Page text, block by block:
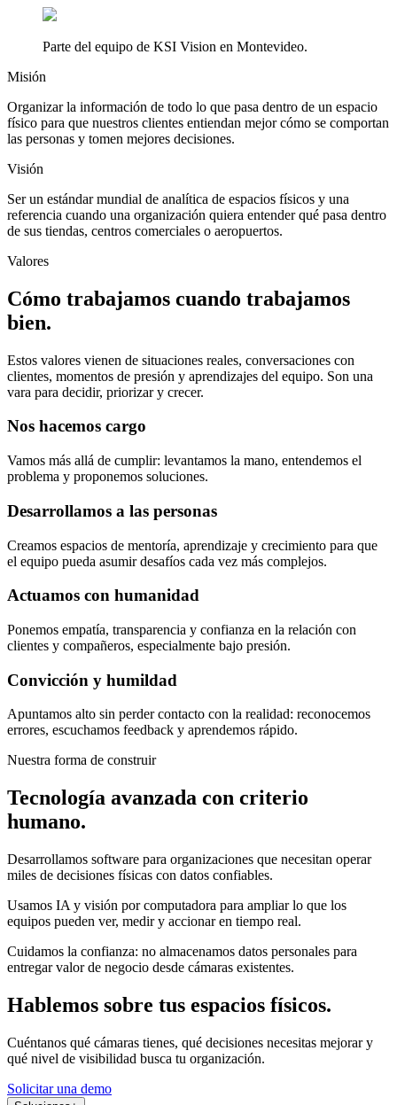
Parte del equipo de KSI Vision en Montevideo.
Misión
Organizar la información de todo lo que pasa dentro de un espacio
físico para que nuestros clientes entiendan mejor cómo se comportan
las personas y tomen mejores decisiones.
Visión
Ser un estándar mundial de analítica de espacios físicos y una
referencia cuando una organización quiera entender qué pasa dentro
de sus tiendas, centros comerciales o aeropuertos.
Valores
Cómo trabajamos cuando trabajamos
bien.
Estos valores vienen de situaciones reales, conversaciones con
clientes, momentos de presión y aprendizajes del equipo. Son una
vara para decidir, priorizar y crecer.
Nos hacemos cargo
Vamos más allá de cumplir: levantamos la mano, entendemos el
problema y proponemos soluciones.
Desarrollamos a las personas
Creamos espacios de mentoría, aprendizaje y crecimiento para que
el equipo pueda asumir desafíos cada vez más complejos.
Actuamos con humanidad
Ponemos empatía, transparencia y confianza en la relación con
clientes y compañeros, especialmente bajo presión.
Convicción y humildad
Apuntamos alto sin perder contacto con la realidad: reconocemos
errores, escuchamos feedback y aprendemos rápido.
Nuestra forma de construir
Tecnología avanzada con criterio
humano.
Desarrollamos software para organizaciones que necesitan operar
miles de decisiones físicas con datos confiables.
Usamos IA y visión por computadora para ampliar lo que los
equipos pueden ver, medir y accionar en tiempo real.
Cuidamos la confianza: no almacenamos datos personales para
entregar valor de negocio desde cámaras existentes.
Hablemos sobre tus espacios físicos.
Cuéntanos qué cámaras tienes, qué decisiones necesitas mejorar y
qué nivel de visibilidad busca tu organización.
Solicitar una demo